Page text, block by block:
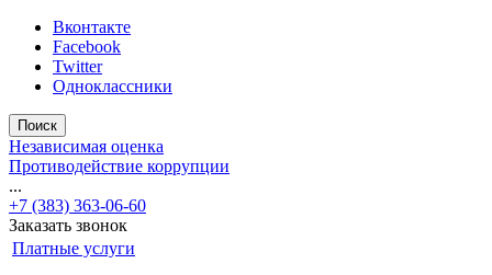
Вконтакте
Facebook
Twitter
Одноклассники
Поиск
Независимая оценка
Противодействие коррупции
...
+7 (383) 363-06-60
Заказать звонок
Платные услуги